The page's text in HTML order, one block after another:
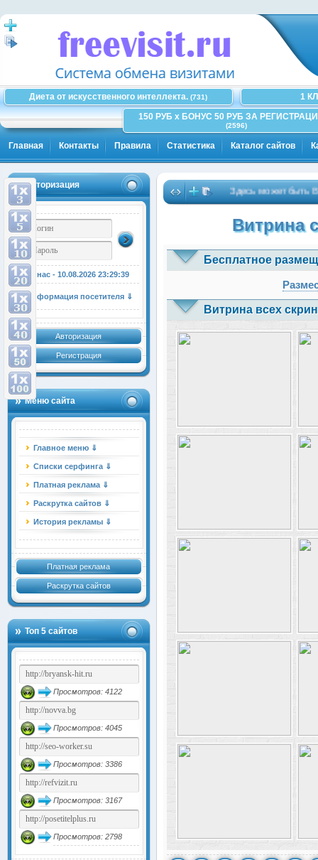
Диета от искусственного интеллекта. (731)
1
150 РУБ x БОНУС 50 РУБ ЗА
(2596)
Главная Контакты Правила Статистика Каталог сайтов
Авторизация
У нас - 10.08.2026 23:29:40
Информация посетителя ⇓
Авторизация
Регистрация
Меню сайта
Главное меню ⇓
Списки серфинга ⇓
Платная реклама ⇓
Раскрутка сайтов ⇓
История рекламы ⇓
Платная реклама
Раскрутка сайтов
Топ 5 сайтов
Просмотров: 4122
Просмотров: 4045
Просмотров: 3386
Просмотров: 3167
Просмотров: 2798
Здесь может быть Ваша
Витрина
Бесплатное
Витрина всех